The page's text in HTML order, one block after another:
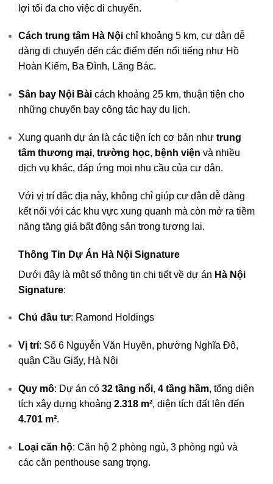
lợi tối đa cho việc di chuyển.
Cách trung tâm Hà Nội chỉ khoảng 5 km, cư dân dễ
dàng di chuyển đến các điểm đến nổi tiếng như Hồ
Hoàn Kiếm, Ba Đình, Lăng Bác.
Sân bay Nội Bài cách khoảng 25 km, thuận tiện cho
những chuyến bay công tác hay du lịch.
Xung quanh dự án là các tiện ích cơ bản như trung
tâm thương mại, trường học, bệnh viện và nhiều
dịch vụ khác, đáp ứng mọi nhu cầu của cư dân.
Với vị trí đắc địa này, không chỉ giúp cư dân dễ dàng
kết nối với các khu vực xung quanh mà còn mở ra tiềm
năng tăng giá bất động sản trong tương lai.
Thông Tin Dự Án Hà Nội Signature
Dưới đây là một số thông tin chi tiết về dự án Hà Nội
Signature:
Chủ đầu tư: Ramond Holdings
Vị trí: Số 6 Nguyễn Văn Huyên, phường Nghĩa Đô,
quận Cầu Giấy, Hà Nội
Quy mô: Dự án có 32 tầng nổi, 4 tầng hầm, tổng diện
tích xây dựng khoảng 2.318 m², diện tích đất lên đến
4.701 m².
Loại căn hộ: Căn hộ 2 phòng ngủ, 3 phòng ngủ và
các căn penthouse sang trọng.